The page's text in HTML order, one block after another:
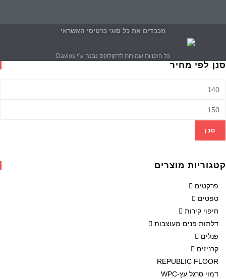
כל הזכויות שמורות לדקולוקס נבנה ע''י Davios
מכבדים את כל סוגי כרטיסי האשראי
סנן לפי מחיר
סנן
קטגוריות מוצרים
פרקטים
טפטים
חיפוי קירות
דלתות פנים מעוצבות
פנלים
קרניזים
REPUBLIC FLOOR
דמוי סרגל עץ-WPC